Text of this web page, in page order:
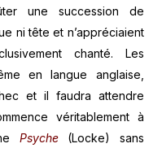
une succession de
ni tête et n’appréciaient
chanté. Les
en langue anglaise,
et il faudra attendre
véritablement à
Psyche
(Locke) sans